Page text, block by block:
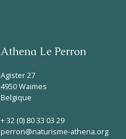
Athena Le Perron
Agister 27
4950 Waimes
Belgique
+ 32 (0) 80 33 03 29
perron@naturisme-athena.org